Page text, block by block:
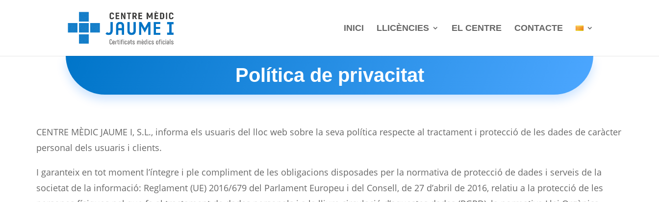
INICI LLICÈNCIES EL CENTRE CONTACTE
Política de privacitat
CENTRE MÈDIC JAUME I, S.L., informa els usuaris del lloc web sobre la seva política respecte al tractament i protecció de les dades de caràcter
personal dels usuaris i clients.
I garanteix en tot moment l’íntegre i ple compliment de les obligacions disposades per la normativa de protecció de dades i serveis de la
societat de la informació: Reglament (UE) 2016/679 del Parlament Europeu i del Consell, de 27 d’abril de 2016, relatiu a la protecció de les